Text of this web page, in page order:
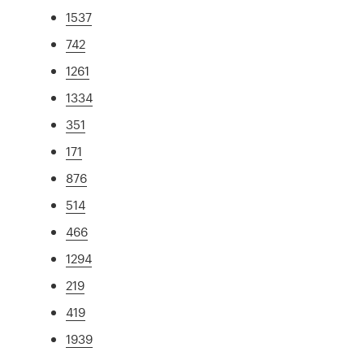
1537
742
1261
1334
351
171
876
514
466
1294
219
419
1939